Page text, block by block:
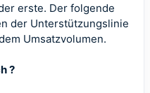
erste. Der folgende
der Unterstützungslinie
Umsatzvolumen.
?